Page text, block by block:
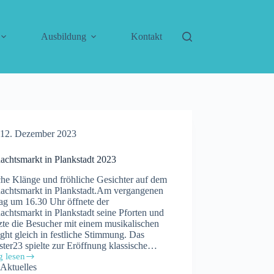
Ausbildung Kontakt
12. Dezember 2023
in Plankstadt 2023
Klänge und fröhliche Gesichter auf dem
in Plankstadt.Am vergangenen
um 16.30 Uhr öffnete der
in Plankstadt seine Pforten und
die Besucher mit einem musikalischen
gleich in festliche Stimmung. Das
spielte zur Eröffnung klassische…
lesen
Aktuelles